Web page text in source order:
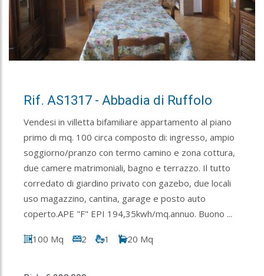
Rif. AS1317 - Abbadia di Ruffolo
Vendesi in villetta bifamiliare appartamento al piano
primo di mq. 100 circa composto di: ingresso, ampio
soggiorno/pranzo con termo camino e zona cottura,
due camere matrimoniali, bagno e terrazzo. Il tutto
corredato di giardino privato con gazebo, due locali
uso magazzino, cantina, garage e posto auto
coperto.APE "F" EPI 194,35kwh/mq.annuo. Buono ...
100 Mq 2 1 20 Mq